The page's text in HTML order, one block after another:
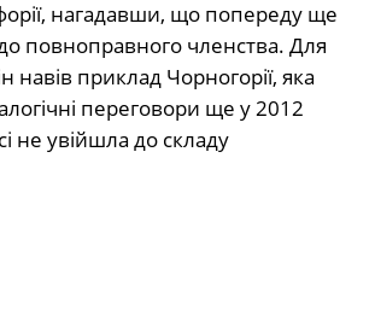
нагадавши, що попереду ще
повноправного членства. Для
навів приклад Чорногорії, яка
переговори ще у 2012
не увійшла до складу